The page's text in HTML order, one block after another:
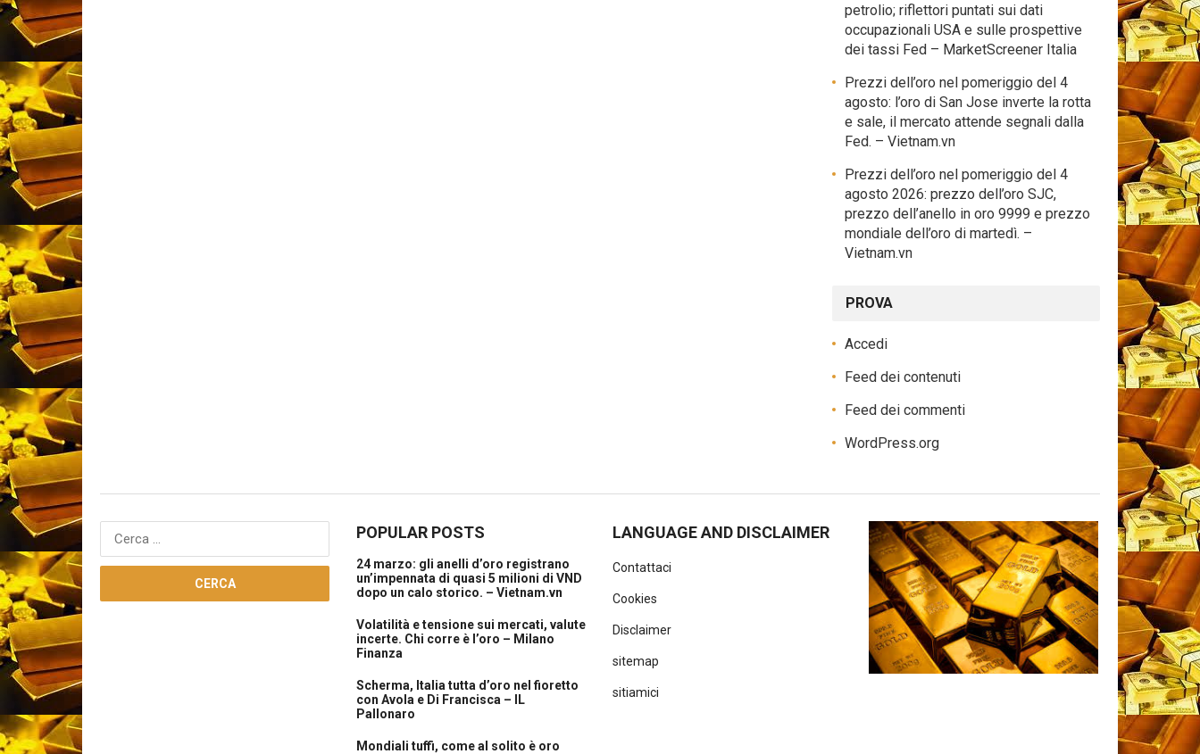
petrolio; riflettori puntati sui dati
occupazionali USA e sulle prospettive
dei tassi Fed – MarketScreener Italia
Prezzi dell’oro nel pomeriggio del 4
agosto: l’oro di San Jose inverte la rotta
e sale, il mercato attende segnali dalla
Fed. – Vietnam.vn
Prezzi dell’oro nel pomeriggio del 4
agosto 2026: prezzo dell’oro SJC,
prezzo dell’anello in oro 9999 e prezzo
mondiale dell’oro di martedì. –
Vietnam.vn
PROVA
Accedi
Feed dei contenuti
Feed dei commenti
WordPress.org
Ricerca
per:
POPULAR POSTS
24 marzo: gli anelli d’oro registrano
un’impennata di quasi 5 milioni di VND
dopo un calo storico. – Vietnam.vn
Volatilità e tensione sui mercati, valute
incerte. Chi corre è l’oro – Milano
Finanza
Scherma, Italia tutta d’oro nel fioretto
con Avola e Di Francisca – IL
Pallonaro
Mondiali tuffi, come al solito è oro
LANGUAGE AND DISCLAIMER
Contattaci
Cookies
Disclaimer
sitemap
sitiamici